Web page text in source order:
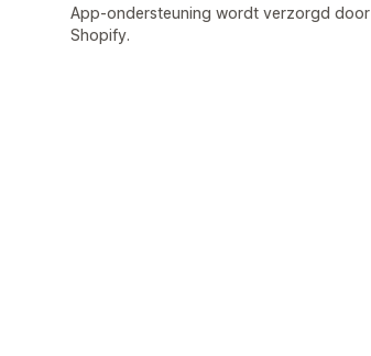
App-ondersteuning wordt verzorgd door
Shopify.